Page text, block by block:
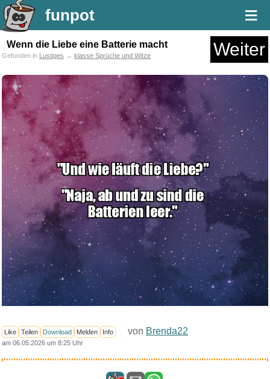
funpot ≡
Wenn die Liebe eine Batterie macht Weiter
Gefunden in Lustiges → klasse Sprüche und Witze
Like Teilen Download Melden Info von Brenda22
am 06.05.2026 um 8:25 Uhr